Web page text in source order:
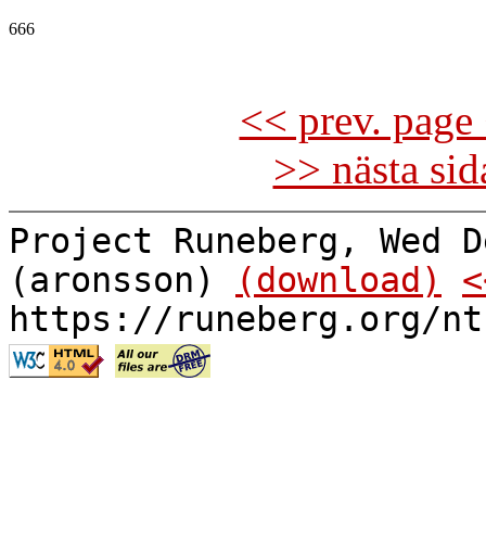
666
<< prev.
>> nästa
Project Runeberg, Wed
(aronsson)
(download)
https://runeberg.org/